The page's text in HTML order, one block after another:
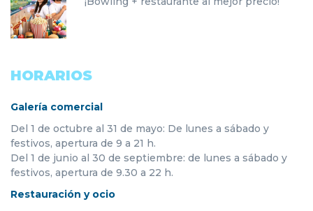
HORARIOS
Galería comercial
Del 1 de octubre al 31 de mayo: De lunes a sábado y
festivos, apertura de 9 a 21 h.
Del 1 de junio al 30 de septiembre: de lunes a sábado y
festivos, apertura de 9.30 a 22 h.
Restauración y ocio